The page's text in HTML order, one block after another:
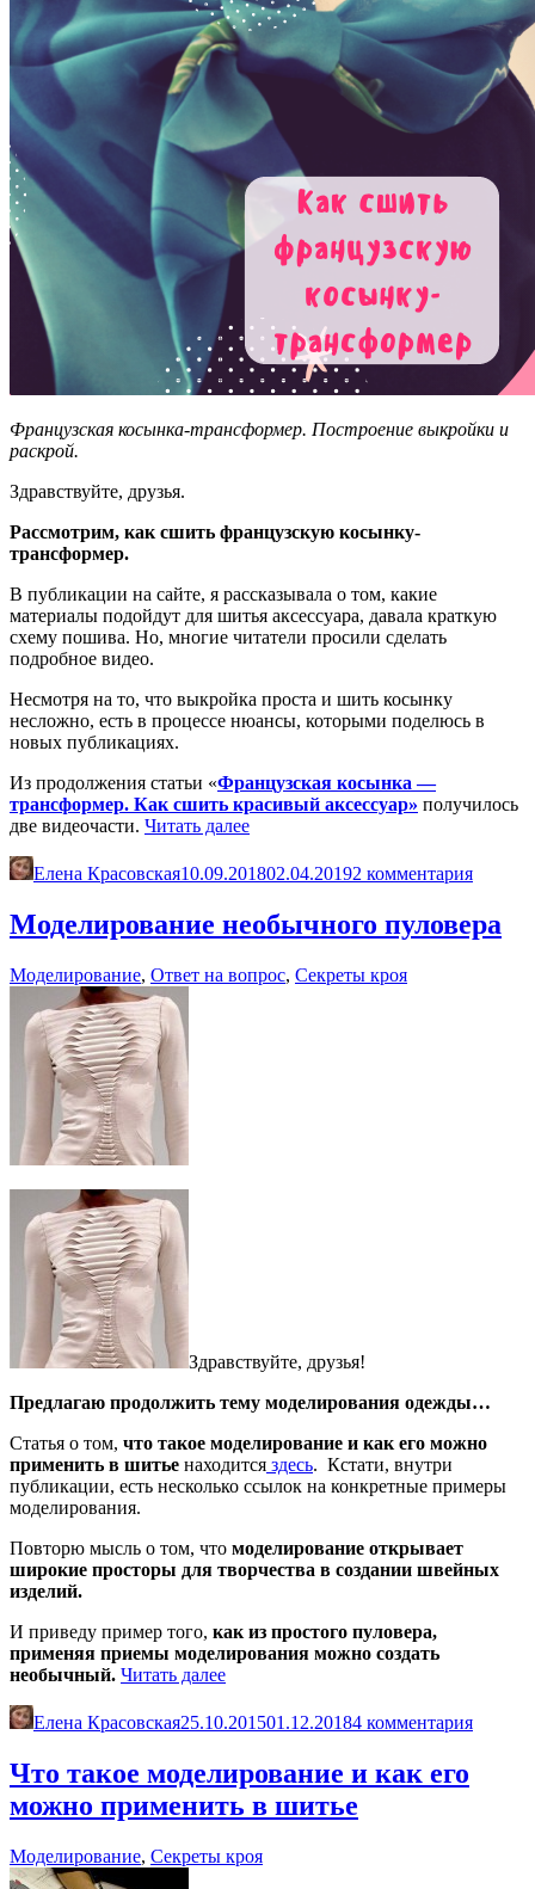
Французская косынка-трансформер. Построение выкройки и
раскрой.
Здравствуйте, друзья.
Рассмотрим, как сшить французскую косынку-
трансформер.
В публикации на сайте, я рассказывала о том, какие
материалы подойдут для шитья аксессуара, давала краткую
схему пошива. Но, многие читатели просили сделать
подробное видео.
Несмотря на то, что выкройка проста и шить косынку
несложно, есть в процессе нюансы, которыми поделюсь в
новых публикациях.
Из продолжения статьи «Французская косынка —
трансформер. Как сшить красивый аксессуар» получилось
две видеочасти. Читать далее«Французская
трансформер.
Выкройка»
Елена Красовская10.09.201802.04.20192 комментария
Моделирование необычного пуловера
Моделирование, Ответ на вопрос, Секреты кроя
Здравствуйте, друзья!
Предлагаю продолжить тему моделирования одежды…
Статья о том, что такое моделирование и как его можно
применить в шитье находится здесь. Кстати, внутри
публикации, есть несколько ссылок на конкретные примеры
моделирования.
Повторю мысль о том, что моделирование открывает
широкие просторы для творчества в создании швейных
изделий.
И приведу пример того, как из простого пуловера,
применяя приемы моделирования можно создать
необычный. Читать далее«Моделирование
пуловера»
Елена Красовская25.10.201501.12.20184 комментария
Что такое моделирование и как его
можно применить в шитье
Моделирование, Секреты кроя